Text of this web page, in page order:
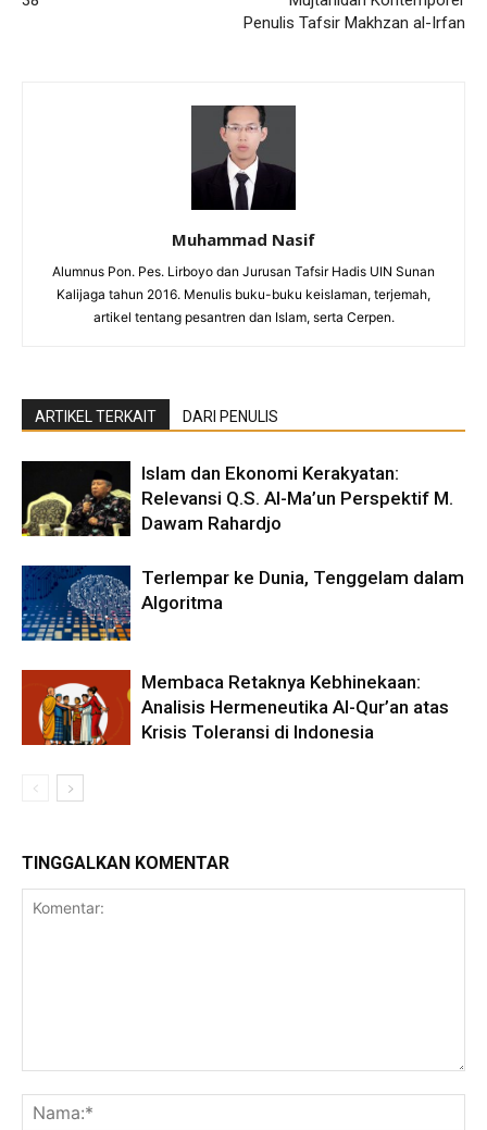
Penulis Tafsir Makhzan al-Irfan
Muhammad Nasif
Alumnus Pon. Pes. Lirboyo dan Jurusan Tafsir Hadis UIN Sunan
Kalijaga tahun 2016. Menulis buku-buku keislaman, terjemah,
artikel tentang pesantren dan Islam, serta Cerpen.
ARTIKEL TERKAIT DARI PENULIS
Islam dan Ekonomi Kerakyatan:
Relevansi Q.S. Al-Ma’un Perspektif M.
Dawam Rahardjo
Terlempar ke Dunia, Tenggelam dalam
Algoritma
Membaca Retaknya Kebhinekaan:
Analisis Hermeneutika Al-Qur’an atas
Krisis Toleransi di Indonesia
TINGGALKAN KOMENTAR